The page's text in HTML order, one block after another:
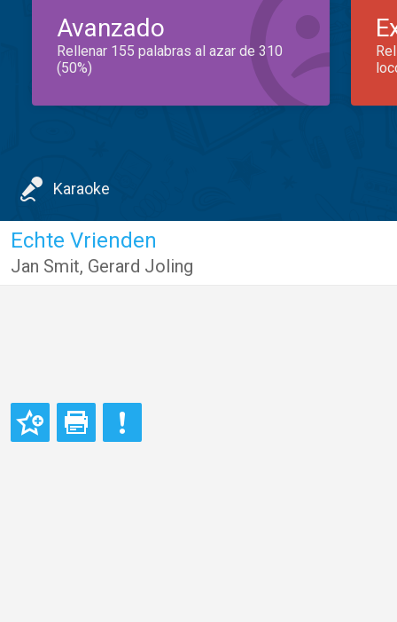
Avanzado
Rellenar 155 palabras al azar de 310
(50%)
Karaoke
Echte Vrienden
Jan Smit, Gerard Joling